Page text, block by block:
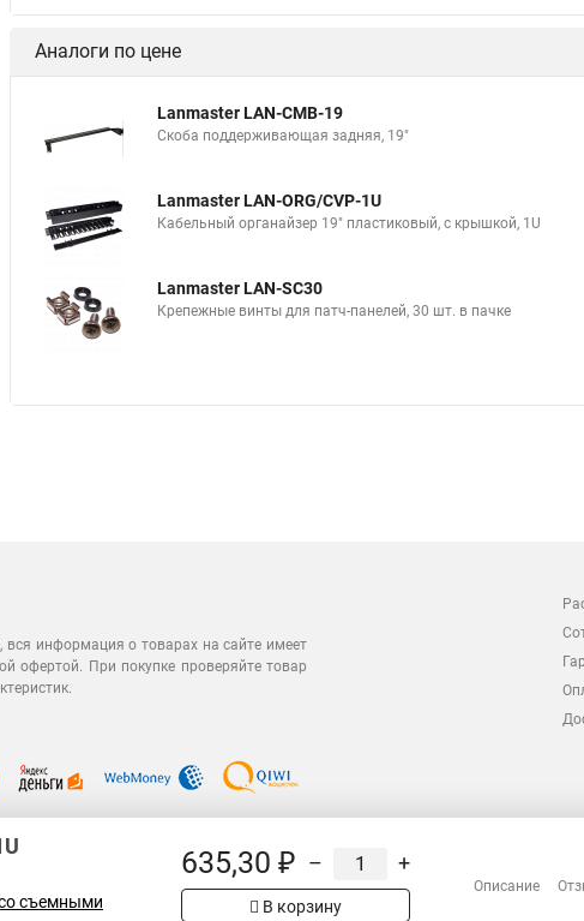
Аналоги по цене
Lanmaster LAN-CMB-19
Скоба поддерживающая задняя, 19"
Lanmaster LAN-ORG/CVP-1U
Кабельный органайзер 19" пластиковый, c крышкой, 1U
Lanmaster LAN-SC30
Крепежные винты для патч-панелей, 30 шт. в пачке
вся информация о товарах на сайте имеет
офертой. При покупке проверяйте товар
съемными
635,30 ₽ – +
В корзину
Описание